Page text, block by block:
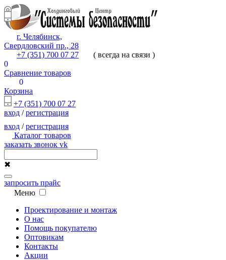
г. Челябинск,
Свердловский пр., 28
+7 (351) 700 07 27
( всегда на связи )
0
Сравнение товаров
0
Корзина
+7 (351) 700 07 27
вход /регистрация
вход /регистрация
Каталог товаров
заказать звонок vk
✖
запросить прайс
Меню
Проектирование и монтаж
О нас
Помощь покупателю
Оптовикам
Контакты
Акции